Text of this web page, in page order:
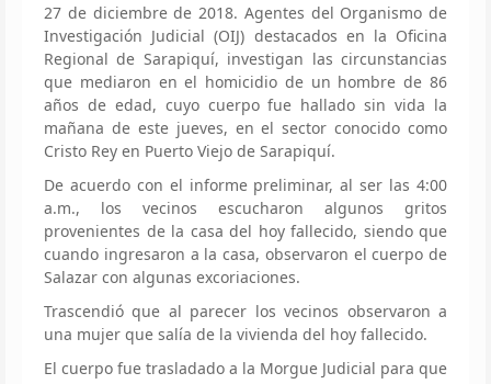
27 de diciembre de 2018. Agentes del Organismo de
Investigación Judicial (OIJ) destacados en la Oficina
Regional de Sarapiquí, investigan las circunstancias
que mediaron en el homicidio de un hombre de 86
años de edad, cuyo cuerpo fue hallado sin vida la
mañana de este jueves, en el sector conocido como
Cristo Rey en Puerto Viejo de Sarapiquí.
De acuerdo con el informe preliminar, al ser las 4:00
a.m., los vecinos escucharon algunos gritos
provenientes de la casa del hoy fallecido, siendo que
cuando ingresaron a la casa, observaron el cuerpo de
Salazar con algunas excoriaciones.
Trascendió que al parecer los vecinos observaron a
una mujer que salía de la vivienda del hoy fallecido.
El cuerpo fue trasladado a la Morgue Judicial para que